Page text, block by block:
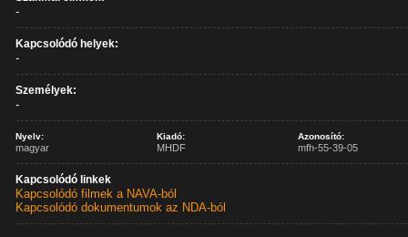
-
Kapcsolódó helyek:
-
Személyek:
-
Nyelv:
magyar
Kiadó:
MHDF
Azonosító:
mfh-55-39-05
Kapcsolódó linkek
Kapcsolódó filmek a NAVA-ból
Kapcsolódó dokumentumok az NDA-ból